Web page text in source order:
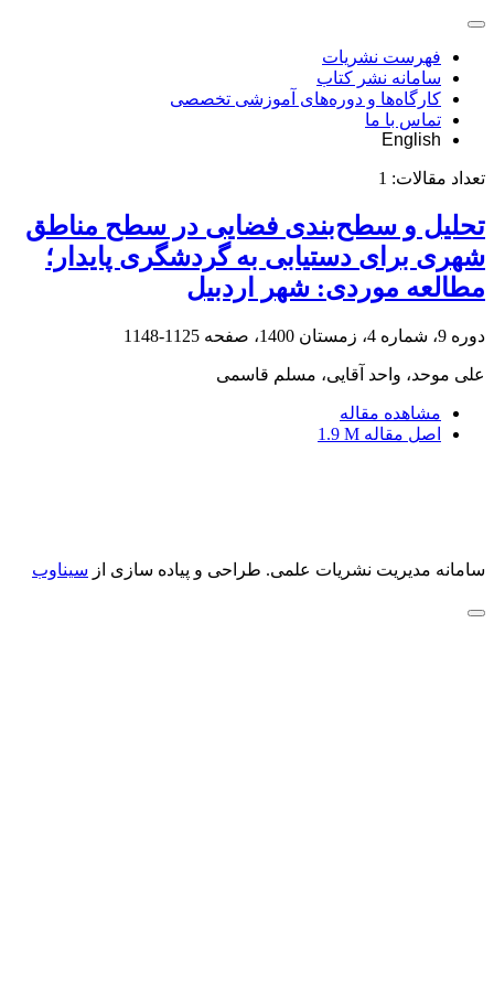
فهرست نشریات
سامانه نشر کتاب
کارگاه‌ها و دوره‌های آموزشی تخصصی
تماس با ما
English
تعداد مقالات: 1
تحلیل و سطح‌بندی فضایی در سطح مناطق
شهری برای دستیابی به گردشگری پایدار؛
مطالعه موردی: شهر اردبیل
دوره 9، شماره 4، زمستان 1400، صفحه 1125-1148
علی موحد، واحد آقایی، مسلم قاسمی
مشاهده مقاله
اصل مقاله 1.9 M
سامانه مدیریت نشریات علمی. طراحی و پیاده سازی از سیناوب